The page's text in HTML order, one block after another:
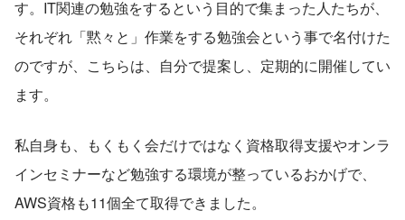
す。IT関連の勉強をするという目的で集まった人たちが、
それぞれ「黙々と」作業をする勉強会という事で名付けた
のですが、こちらは、自分で提案し、定期的に開催してい
ます。
私自身も、もくもく会だけではなく資格取得支援やオンラ
インセミナーなど勉強する環境が整っているおかげで、
AWS資格も11個全て取得できました。